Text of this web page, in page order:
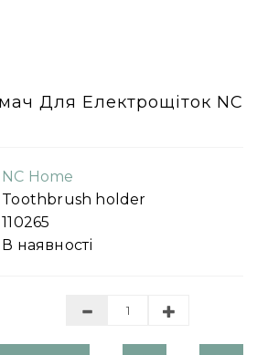
Для Електрощіток NC
NC Home
Toothbrush holder
110265
В наявності